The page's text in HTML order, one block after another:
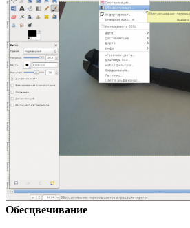
Обесцвечивание